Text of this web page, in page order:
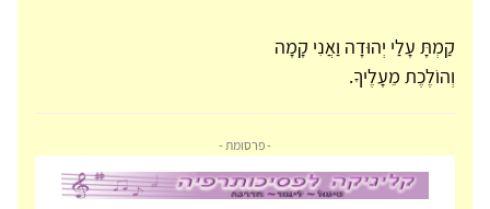
קַמְתָּ עָלַי יְהוּדָה וַאֲנִי קָמָה
וְהוֹלֶכֶת מֵעָלֶיךָ.
- פרסומת -